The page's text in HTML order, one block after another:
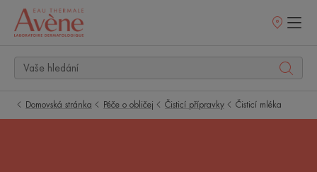
Prodejní
Domovská stránka Péče o obličej Čisticí přípravky Čisticí mléka